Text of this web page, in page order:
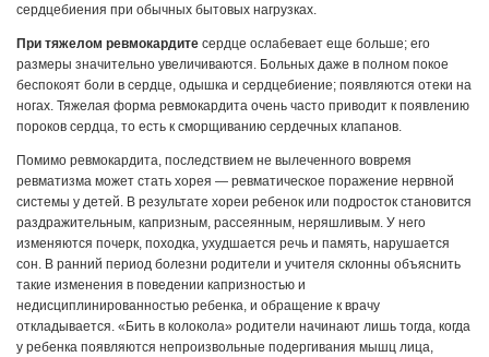
сердцебиения при обычных бытовых нагрузках.
При тяжелом ревмокардите сердце ослабевает еще больше; его
размеры значительно увеличиваются. Больных даже в полном покое
беспокоят боли в сердце, одышка и сердцебиение; появляются отеки на
ногах. Тяжелая форма ревмокардита очень часто приводит к появлению
пороков сердца, то есть к сморщиванию сердечных клапанов.
Помимо ревмокардита, последствием не вылеченного вовремя
ревматизма может стать хорея — ревматическое поражение нервной
системы у детей. В результате хореи ребенок или подросток становится
раздражительным, капризным, рассеянным, неряшливым. У него
изменяются почерк, походка, ухудшается речь и память, нарушается
сон. В ранний период болезни родители и учителя склонны объяснить
такие изменения в поведении капризностью и
недисциплинированностью ребенка, и обращение к врачу
откладывается. «Бить в колокола» родители начинают лишь тогда, когда
у ребенка появляются непроизвольные подергивания мышц лица,